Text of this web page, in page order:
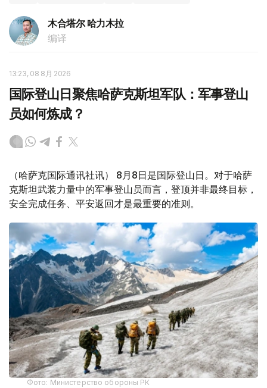
木合塔尔 哈力木拉
编译
13:23, 08 8月 2026
国际登山日聚焦哈萨克斯坦军队：军事登山
员如何炼成？
（哈萨克国际通讯社讯） 8月8日是国际登山日。对于哈萨
克斯坦武装力量中的军事登山员而言，登顶并非最终目标，
安全完成任务、平安返回才是最重要的准则。
Фото: Министерство обороны РК